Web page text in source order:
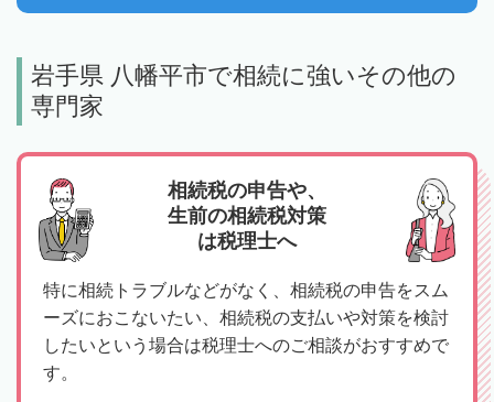
岩手県 八幡平市で相続に強いその他の
専門家
相続税の申告や、
生前の相続税対策
は税理士へ
特に相続トラブルなどがなく、相続税の申告をスム
ーズにおこないたい、相続税の支払いや対策を検討
したいという場合は税理士へのご相談がおすすめで
す。